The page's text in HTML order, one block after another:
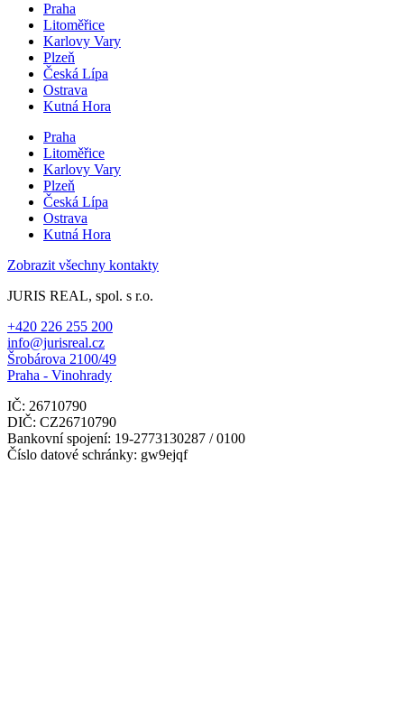
Praha
Litoměřice
Karlovy Vary
Plzeň
Česká Lípa
Ostrava
Kutná Hora
Praha
Litoměřice
Karlovy Vary
Plzeň
Česká Lípa
Ostrava
Kutná Hora
Zobrazit všechny kontakty
JURIS REAL, spol. s r.o.
+420 226 255 200
info@jurisreal.cz
Šrobárova 2100/49
Praha - Vinohrady
IČ: 26710790
DIČ: CZ26710790
Bankovní spojení: 19-2773130287 / 0100
Číslo datové schránky: gw9ejqf